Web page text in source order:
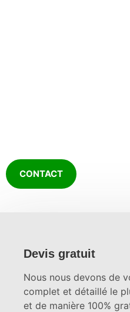
CONTACT
Devis gratuit
Nous nous devons de
complet et détaillé le
et de manière 100%